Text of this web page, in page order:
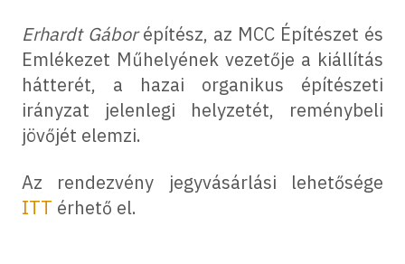
Erhardt Gáborépítész, az MCC Építészet és
Emlékezet Műhelyének vezetője a kiállítás
hátterét, a hazai organikus építészeti
irányzat jelenlegi helyzetét, reménybeli
jövőjét elemzi.
Az rendezvény jegyvásárlási lehetősége
ITT érhető el.